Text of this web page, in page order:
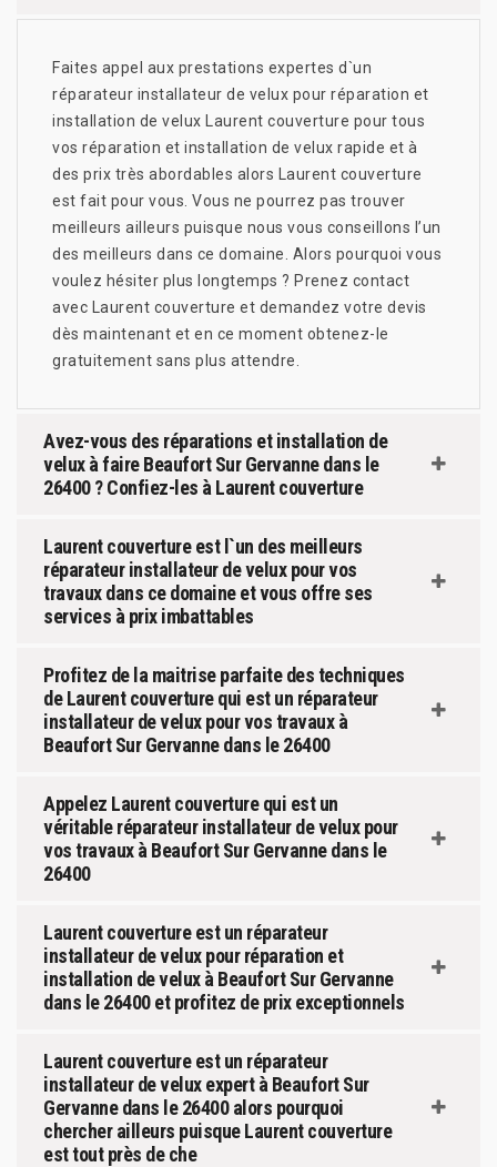
Faites appel aux prestations expertes d`un
réparateur installateur de velux pour réparation et
installation de velux Laurent couverture pour tous
vos réparation et installation de velux rapide et à
des prix très abordables alors Laurent couverture
est fait pour vous. Vous ne pourrez pas trouver
meilleurs ailleurs puisque nous vous conseillons l’un
des meilleurs dans ce domaine. Alors pourquoi vous
voulez hésiter plus longtemps ? Prenez contact
avec Laurent couverture et demandez votre devis
dès maintenant et en ce moment obtenez-le
gratuitement sans plus attendre.
Avez-vous des réparations et installation de
velux à faire Beaufort Sur Gervanne dans le
26400 ? Confiez-les à Laurent couverture
Laurent couverture est l`un des meilleurs
réparateur installateur de velux pour vos
travaux dans ce domaine et vous offre ses
services à prix imbattables
Profitez de la maitrise parfaite des techniques
de Laurent couverture qui est un réparateur
installateur de velux pour vos travaux à
Beaufort Sur Gervanne dans le 26400
Appelez Laurent couverture qui est un
véritable réparateur installateur de velux pour
vos travaux à Beaufort Sur Gervanne dans le
26400
Laurent couverture est un réparateur
installateur de velux pour réparation et
installation de velux à Beaufort Sur Gervanne
dans le 26400 et profitez de prix exceptionnels
Laurent couverture est un réparateur
installateur de velux expert à Beaufort Sur
Gervanne dans le 26400 alors pourquoi
chercher ailleurs puisque Laurent couverture
est tout près de che